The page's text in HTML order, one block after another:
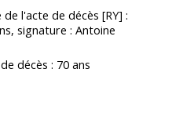
l'acte de décès [RY] :
signature : Antoine
décès : 70 ans